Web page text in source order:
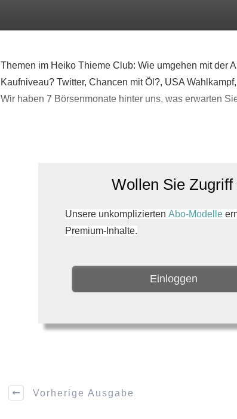
Themen im Heiko Thieme Club: Wie umgehen mit der
Kaufniveau? Twitter, Chancen mit Öl?, USA
Wir haben 7 Börsenmonate hinter uns, was erwarten
Wollen Sie
Unsere unkomplizierten Abo-Modelle
Premium-Inhalte.
Einloggen
Vorherige Ausgabe